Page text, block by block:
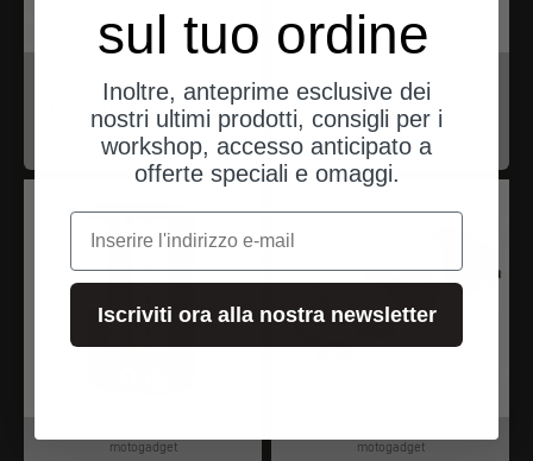
motogadget
mo.blaze disc dark
Angebot
$110.00
motogadget
mo.blaze pin
Angebot
ab $49.00
motogadget motogadget
sul tuo ordine
Inoltre, anteprime esclusive dei
nostri ultimi prodotti, consigli per i
workshop, accesso anticipato a
offerte speciali e omaggi.
e-mail
Iscriviti ora alla nostra newsletter